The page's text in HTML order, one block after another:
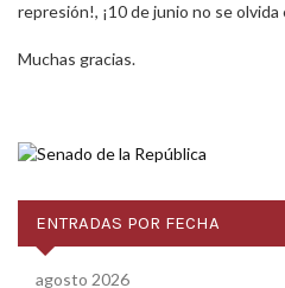
represión!, ¡10 de junio no se
Muchas gracias.
ENTRADAS POR FECHA
agosto 2026